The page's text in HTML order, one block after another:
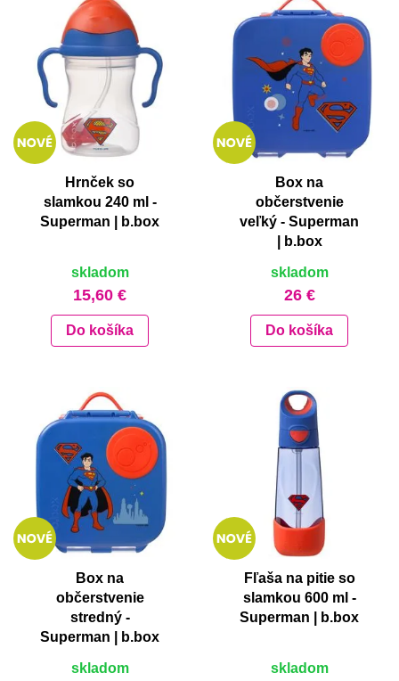
Hrnček so
slamkou 240 ml -
Superman | b.box
skladom
15,60 €
Do košíka
Box na
občerstvenie
veľký - Superman
| b.box
skladom
26 €
Do košíka
Box na
občerstvenie
stredný -
Superman | b.box
skladom
Fľaša na pitie so
slamkou 600 ml -
Superman | b.box
skladom